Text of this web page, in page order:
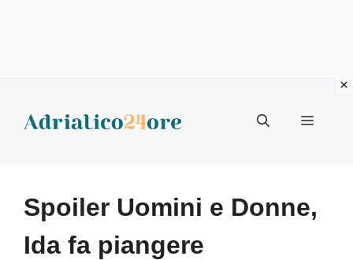
Menu
Spoiler Uomini e Donne,
Ida fa piangere